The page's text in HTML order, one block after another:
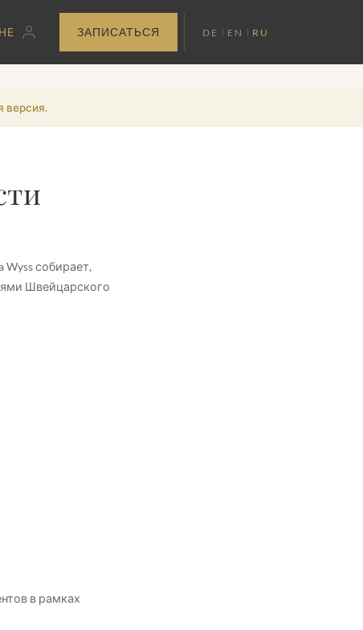
ВОЙТИ DE EN RU
ЗАПИСАТЬСЯ
версия.
собирает,
Швейцарского
в рамках